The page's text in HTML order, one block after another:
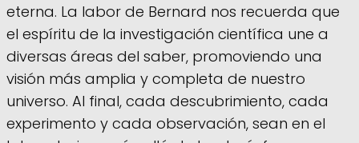
eterna. La labor de Bernard nos recuerda que
el espíritu de la investigación científica une a
diversas áreas del saber, promoviendo una
visión más amplia y completa de nuestro
universo. Al final, cada descubrimiento, cada
experimento y cada observación, sean en el